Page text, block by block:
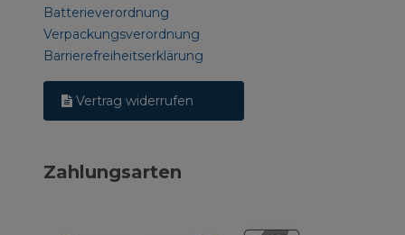
Batterieverordnung
Verpackungsverordnung
Barrierefreiheitserklärung
Vertrag widerrufen
Zahlungsarten